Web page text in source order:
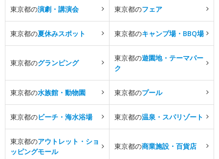
東京都の演劇・講演会 東京都のフェア
東京都の夏休みスポット 東京都のキャンプ場・BBQ場
東京都のグランピング
東京都の遊園地・テーマパー
ク
東京都の水族館・動物園 東京都のプール
東京都のビーチ・海水浴場 東京都の温泉・スパリゾート
東京都のアウトレット・ショ
ッピングモール
東京都の商業施設・百貨店